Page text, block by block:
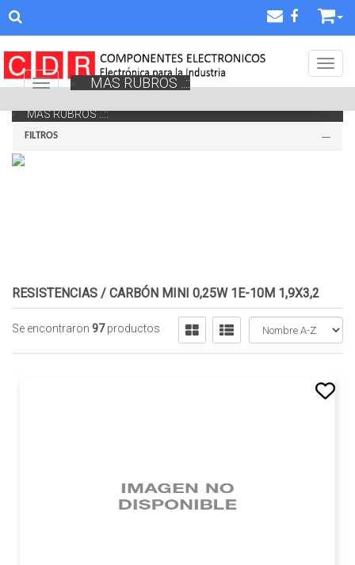
Navigation ein-/ausblenden
MAS RUBROS ..::
MAS RUBROS ..::
FILTROS
RESISTENCIAS / CARBÓN MINI 0,25W 1E-10M 1,9X3,2
Se encontraron 97productos